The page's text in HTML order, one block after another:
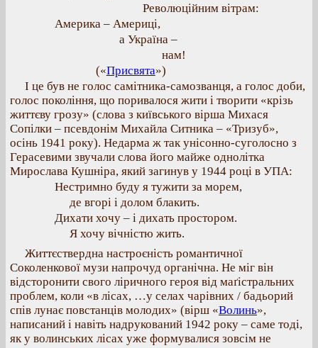
Революційним вітрам:
Америка – Америці,
а Україна –
нам!
(«Присвята»)
І це був не голос самітника-самозванця, а голос доби,
голос покоління, що поривалося жити і творити «крізь
життєву грозу» (слова з київського вірша Михася
Сопілки – псевдонім Михайла Ситника – «Тризуб»,
осінь 1941 року). Недарма ж так унісонно-суголосно з
Герасевими звучали слова його майже однолітка
Мирослава Кушніра, який загинув у 1944 році в УПА:
Нестримно буду я тужити за морем,
де вгорі і долом блакить.
Дихати хочу – і дихать простором.
Я хочу вічністю жить.
Життєствердна настроєність романтичної
Соколенкової музи напрочуд органічна. Не міг він
відсторонити свого ліричного героя від маґістральних
проблем, коли «в лісах, …у селах чарівних / бадьорий
спів лунає повстанців молодих» (вірш «Волинь»,
написаний і навіть надрукований 1942 року – саме тоді,
як у волинських лісах уже формувалися зовсім не